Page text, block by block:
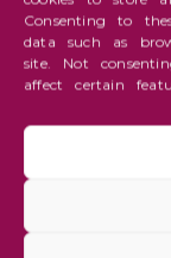
Consenting to
data such as
site. Not
affect certain